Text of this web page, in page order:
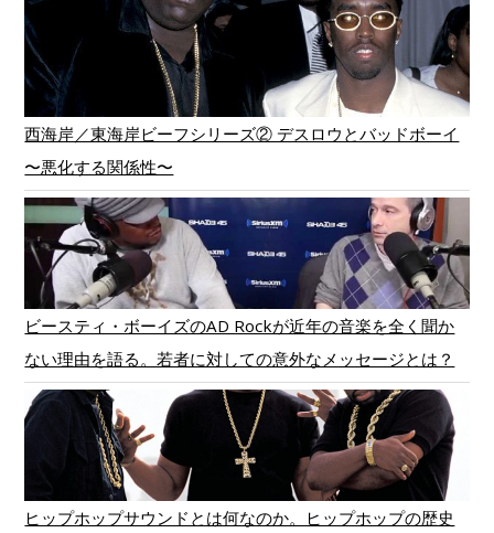
西海岸／東海岸ビーフシリーズ② デスロウとバッドボーイ
〜悪化する関係性〜
ビースティ・ボーイズのAD Rockが近年の音楽を全く聞か
ない理由を語る。若者に対しての意外なメッセージとは？
ヒップホップサウンドとは何なのか。ヒップホップの歴史